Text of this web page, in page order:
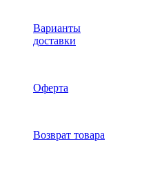
Варианты
доставки
Оферта
Возврат товара